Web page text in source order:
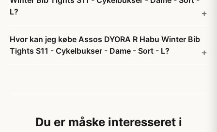
L?
Hvor kan jeg købe Assos DYORA R Habu Winter Bib
Tights S11 - Cykelbukser - Dame - Sort - L?
Du er måske interesseret i